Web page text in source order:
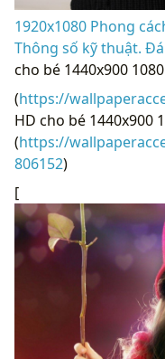
1920x1080 Phong
Thông số kỹ thuật.
cho bé 1440x900
(https://
HD cho bé 1440x900
(https://
806152)
[